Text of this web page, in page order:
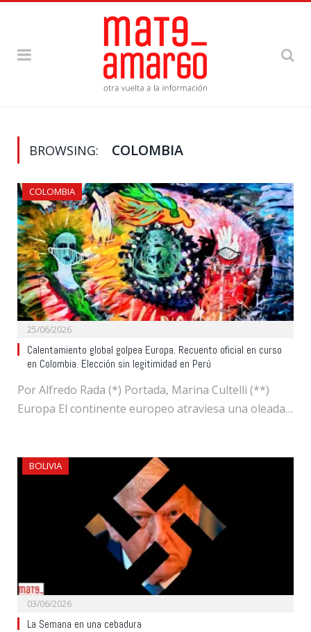
BROWSING: COLOMBIA
COLOMBIA
25/06/2026
Calentamiento global golpea Europa. Recuento oficial en curso
en Colombia. Elección sin legitimidad en Perú
Por Alfredo Rada (*) Portada, Marina Cultelli (**)
Europa El continente europeo atraviesa una oleada…
BOLIVIA
03/06/2026
La Semana en una cebadura